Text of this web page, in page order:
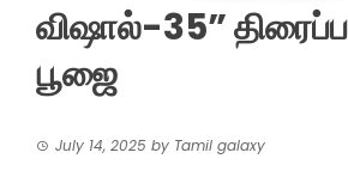
விஷால்-35”
பூஜை
July 14, 2025 by Tamil galaxy